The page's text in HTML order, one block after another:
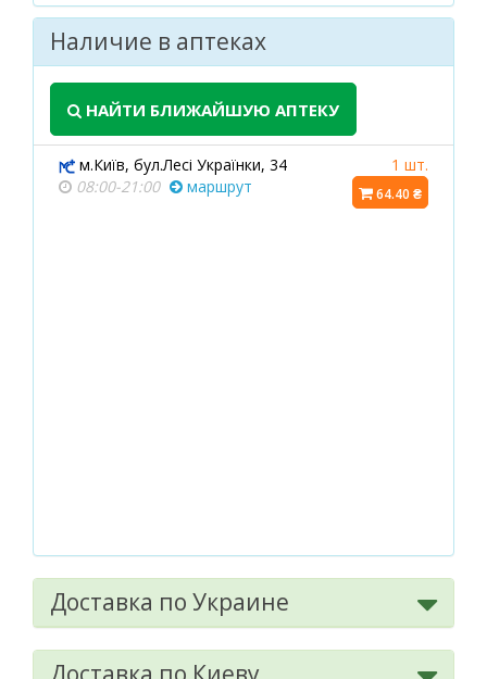
Наличие в аптеках
НАЙТИ БЛИЖАЙШУЮ АПТЕКУ
м.Київ, бул.Лесі Українки, 34
08:00-21:00
маршрут
1 шт.
64.40 ₴
Доставка по Украине